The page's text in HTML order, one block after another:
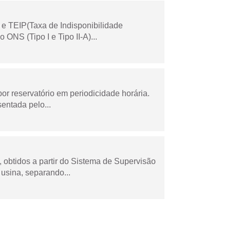
TEIP(Taxa de Indisponibilidade
ONS (Tipo I e Tipo II-A)...
reservatório em periodicidade horária.
pelo...
a partir do Sistema de Supervisão
separando...